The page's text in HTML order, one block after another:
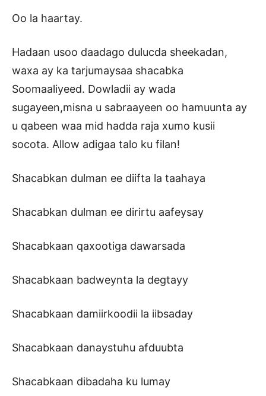
Oo la haartay.
Hadaan usoo daadago dulucda sheekadan,
waxa ay ka tarjumaysaa shacabka
Soomaaliyeed. Dowladii ay wada
sugayeen,misna u sabraayeen oo hamuunta ay
u qabeen waa mid hadda raja xumo kusii
socota. Allow adigaa talo ku filan!
Shacabkan dulman ee diifta la taahaya
Shacabkan dulman ee dirirtu aafeysay
Shacabkaan qaxootiga dawarsada
Shacabkaan badweynta la degtayy
Shacabkaan damiirkoodii la iibsaday
Shacabkaan danaystuhu afduubta
Shacabkaan dibadaha ku lumay